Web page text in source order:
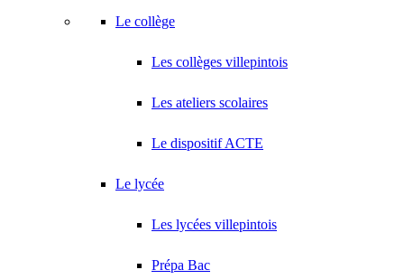
Le collège
Les collèges villepintois
Les ateliers scolaires
Le dispositif ACTE
Le lycée
Les lycées villepintois
Prépa Bac